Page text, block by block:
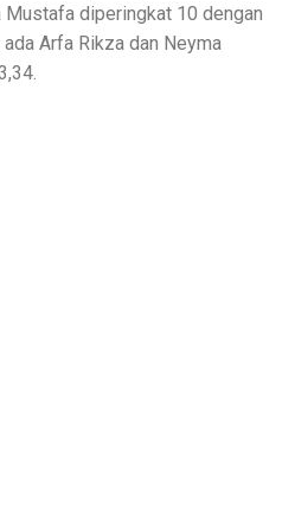
diperingkat 10 dengan
Arfa Rikza dan Neyma